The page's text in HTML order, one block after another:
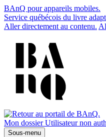
BAnQ pour appareils mobiles.
Service québécois du livre
Aller directement au contenu.
Mon dossier Utilisateur non
Sous-menu